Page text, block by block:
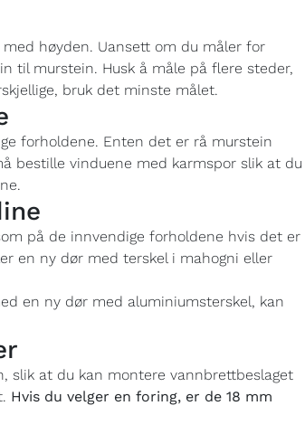
høyden. Uansett om du måler for
til murstein. Husk å måle på flere steder,
bruk det minste målet.
forholdene. Enten det er rå murstein
bestille vinduene med karmspor slik at du
på de innvendige forholdene hvis det er
en ny dør med terskel i mahogni eller
en ny dør med aluminiumsterskel, kan
slik at du kan montere vannbrettbeslaget
Hvis du velger en foring, er de 18 mm